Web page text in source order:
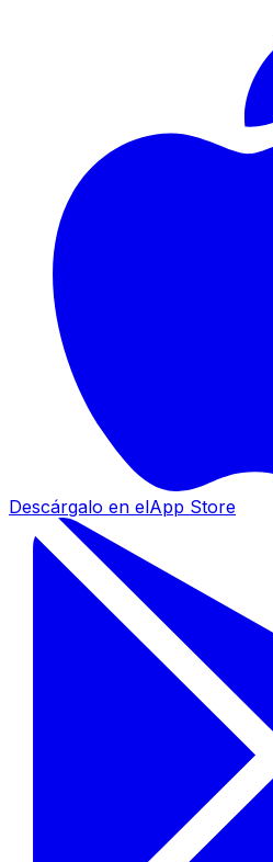
Descárgalo en elApp Store